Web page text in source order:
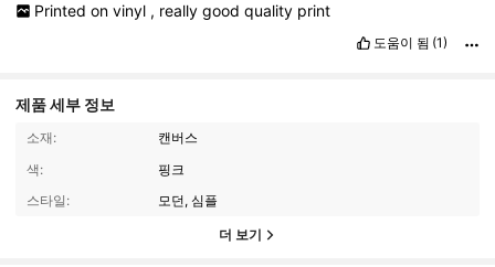
Printed on vinyl , really good quality print
도움이 됨 (1)
제품 세부 정보
소재:
캔버스
색:
핑크
스타일:
모던, 심플
더 보기